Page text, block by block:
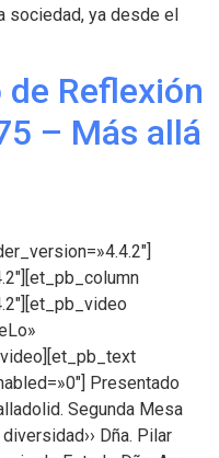
sociedad, ya desde el
Reflexión
– Más allá
Presentado
Segunda Mesa
Dña. Pilar